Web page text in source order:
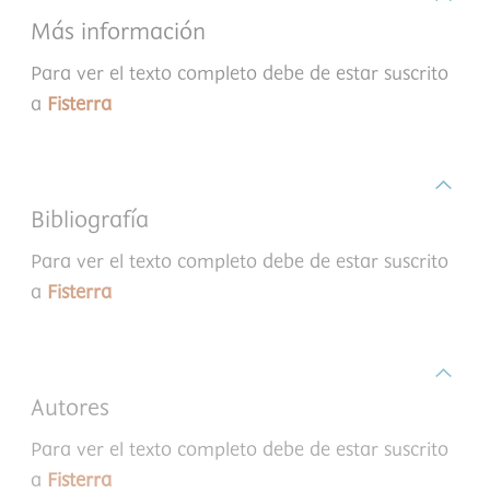
Más información
Para ver el texto completo debe de estar suscrito
a Fisterra
Bibliografía
Para ver el texto completo debe de estar suscrito
a Fisterra
Autores
Para ver el texto completo debe de estar suscrito
a Fisterra